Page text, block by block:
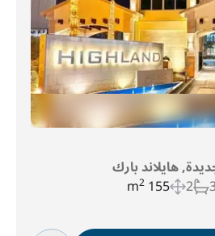
هايلاند بارك
2
155 m
2